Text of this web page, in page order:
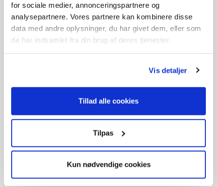
for sociale medier, annonceringspartnere og
analysepartnere. Vores partnere kan kombinere disse
data med andre oplysninger, du har givet dem, eller som
de har indsamlet fra din brug af deres tjenester.
Vis detaljer
Tillad alle cookies
Tilpas
Kun nødvendige cookies
199,-
Koblingskabel med fjeder
159,-